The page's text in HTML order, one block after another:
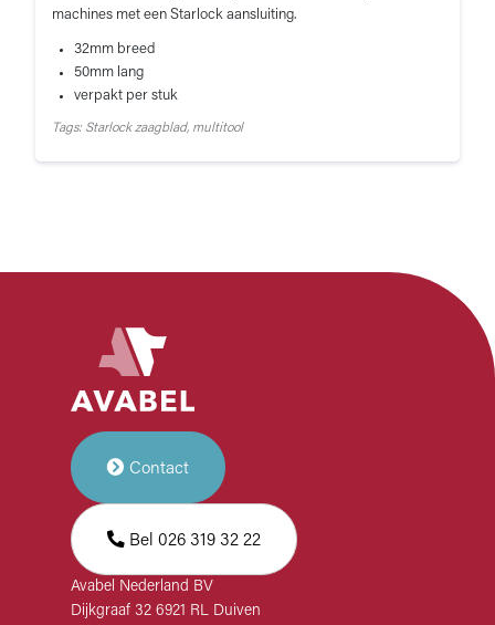
machines met een Starlock aansluiting.
32mm breed
50mm lang
verpakt per stuk
Tags: Starlock zaagblad, multitool
Contact
Bel 026 319 32 22
Avabel Nederland BV
Dijkgraaf 32 6921 RL Duiven